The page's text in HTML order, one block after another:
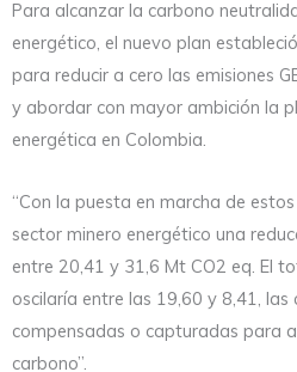
Para alcanzar la carbono
energético, el nuevo plan
para reducir a cero las emisiones
y abordar con mayor ambición la
energética en Colombia.
“Con la puesta en marcha de
sector minero energético una
entre 20,41 y 31,6 Mt CO2 eq. El
oscilaría entre las 19,60 y 8,41, las
compensadas o capturadas para
carbono”.